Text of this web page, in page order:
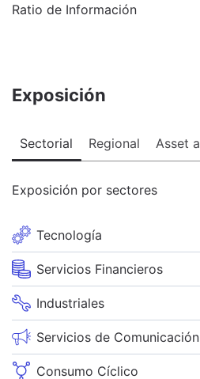
Ratio de Información
Exposición
Sectorial Regional Asset
Exposición por sectores
Tecnología
Servicios Financieros
Industriales
Servicios de Comunicación
Consumo Cíclico